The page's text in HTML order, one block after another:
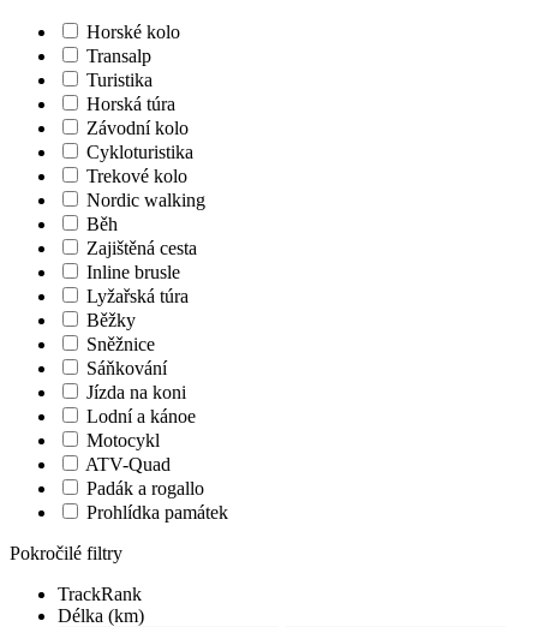
Horské kolo
Transalp
Turistika
Horská túra
Závodní kolo
Cykloturistika
Trekové kolo
Nordic walking
Běh
Zajištěná cesta
Inline brusle
Lyžařská túra
Běžky
Sněžnice
Sáňkování
Jízda na koni
Lodní a kánoe
Motocykl
ATV-Quad
Padák a rogallo
Prohlídka památek
Pokročilé filtry
TrackRank
Délka (km)